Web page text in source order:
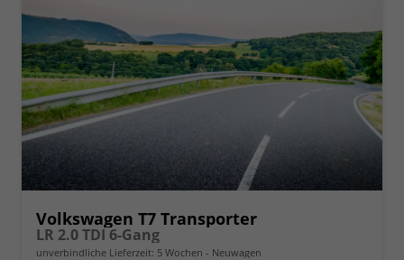
Volkswagen T7 Transporter
LR 2.0 TDI 6-Gang
unverbindliche Lieferzeit: 5 Wochen Neuwagen